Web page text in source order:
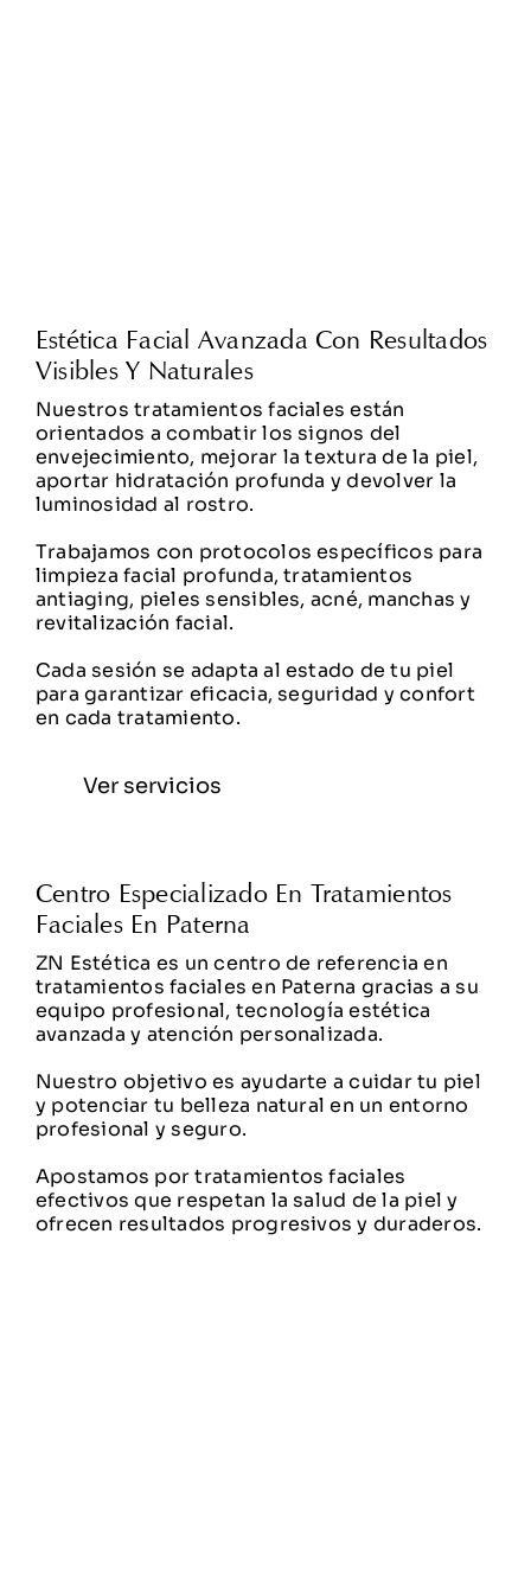
Estética Facial Avanzada Con Resultados
Visibles Y Naturales
Nuestros tratamientos faciales están
orientados a combatir los signos del
envejecimiento, mejorar la textura de la piel,
aportar hidratación profunda y devolver la
luminosidad al rostro.
Trabajamos con protocolos específicos para
limpieza facial profunda, tratamientos
antiaging, pieles sensibles, acné, manchas y
revitalización facial.
Cada sesión se adapta al estado de tu piel
para garantizar eficacia, seguridad y confort
en cada tratamiento.
Ver servicios
Centro Especializado En Tratamientos
Faciales En Paterna
ZN Estética es un centro de referencia en
tratamientos faciales en Paterna gracias a su
equipo profesional, tecnología estética
avanzada y atención personalizada.
Nuestro objetivo es ayudarte a cuidar tu piel
y potenciar tu belleza natural en un entorno
profesional y seguro.
Apostamos por tratamientos faciales
efectivos que respetan la salud de la piel y
ofrecen resultados progresivos y duraderos.